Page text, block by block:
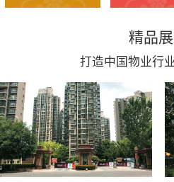
精品
打造中国物业行